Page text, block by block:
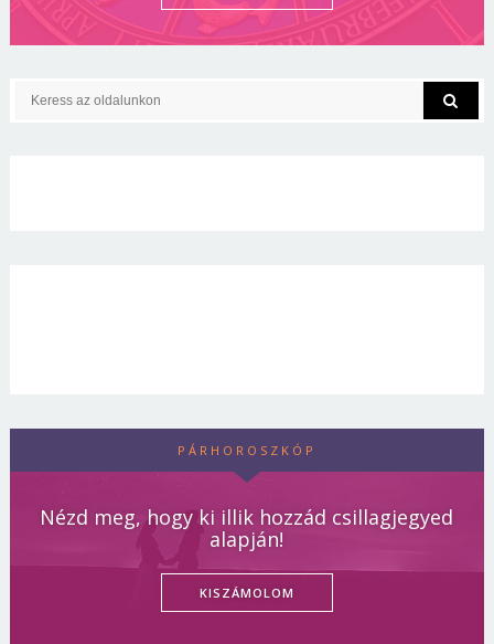
PÁRHOROSZKÓP
Nézd meg, hogy ki illik hozzád csillagjegyed
alapján!
KISZÁMOLOM